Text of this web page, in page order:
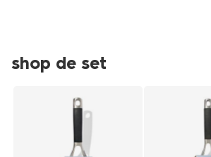
shop de set